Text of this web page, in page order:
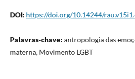
DOI: https://doi.org/10.14244/
Palavras-chave: antropologia das
materna, Movimento LGBT